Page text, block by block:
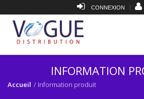
CONNEXION |
INFORMATION
Accueil Information produit